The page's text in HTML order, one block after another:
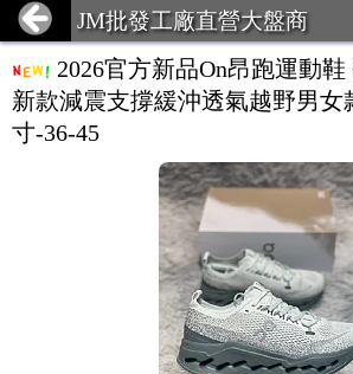
JM批發工廠直營大盤商
2026官方新品On昂跑運動
新款減震支撐緩沖透氣越野男女
寸-36-45